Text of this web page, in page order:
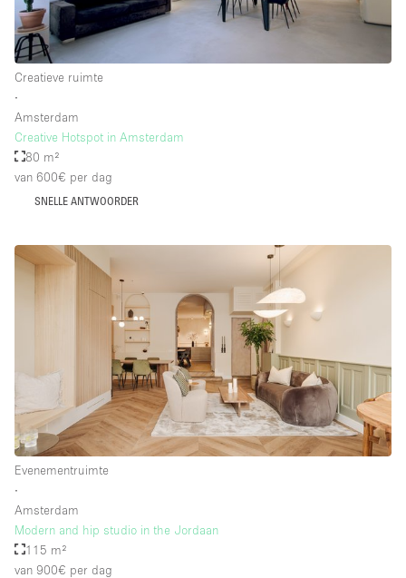
Creatieve ruimte
∙
Amsterdam
Creative Hotspot in Amsterdam
80 m²
van 600€ per dag
SNELLE ANTWOORDER
Evenementruimte
∙
Amsterdam
Modern and hip studio in the Jordaan
115 m²
van 900€ per dag